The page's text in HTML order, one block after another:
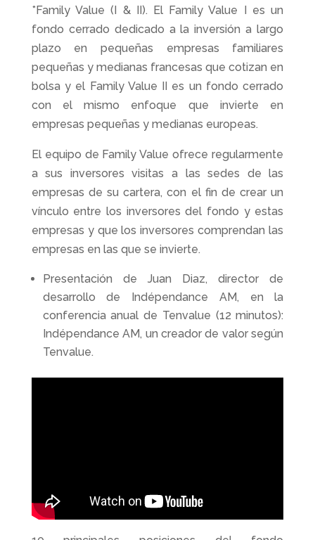
*Family Value (I & II). El Family Value I es un
fondo cerrado dedicado a la inversión a largo
plazo en pequeñas empresas familiares
pequeñas y medianas francesas que cotizan en
bolsa y el Family Value II es un fondo cerrado
con el mismo enfoque que invierte en
empresas pequeñas y medianas europeas.
El equipo de Family Value ofrece regularmente
a sus inversores visitas a las sedes de las
empresas de su cartera, con el fin de crear un
vínculo entre los inversores del fondo y estas
empresas y que los inversores comprendan las
empresas en las que se invierte.
Presentación de Juan Diaz, director de
desarrollo de Indépendance AM, en la
conferencia anual de Tenvalue (12 minutos):
Indépendance AM, un creador de valor según
Tenvalue.